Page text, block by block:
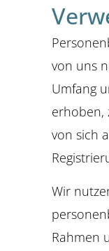
von uns
Umfang
erhoben,
von sich
Wir
Rahmen